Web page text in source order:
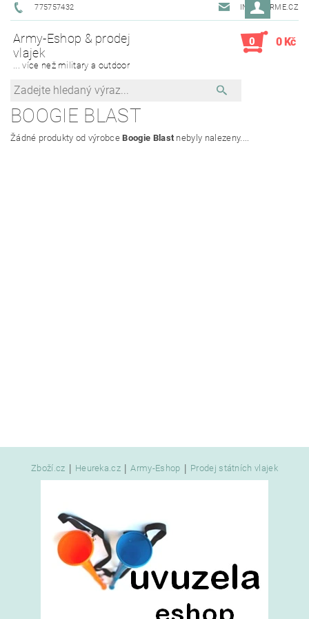
775757432 INFO@ARME.CZ
Army-Eshop & prodej
vlajek
... více než military a outdoor
0 0 Kč
BOOGIE BLAST
Žádné produkty od výrobceBoogie Blast nebyly nalezeny....
Zboží.cz | Heureka.cz | Army-Eshop | Prodej státních vlajek